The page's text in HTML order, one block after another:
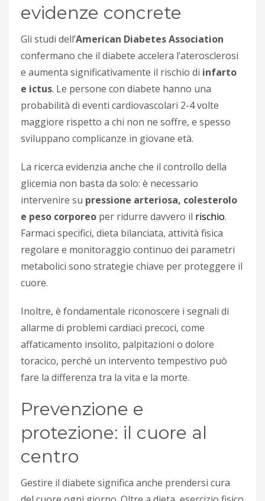
evidenze concrete
Gli studi dell’American Diabetes Association
confermano che il diabete accelera l’aterosclerosi
e aumenta significativamente il rischio di infarto
e ictus. Le persone con diabete hanno una
probabilità di eventi cardiovascolari 2-4 volte
maggiore rispetto a chi non ne soffre, e spesso
sviluppano complicanze in giovane età.
La ricerca evidenzia anche che il controllo della
glicemia non basta da solo: è necessario
intervenire su pressione arteriosa, colesterolo
e peso corporeo per ridurre davvero il rischio.
Farmaci specifici, dieta bilanciata, attività fisica
regolare e monitoraggio continuo dei parametri
metabolici sono strategie chiave per proteggere il
cuore.
Inoltre, è fondamentale riconoscere i segnali di
allarme di problemi cardiaci precoci, come
affaticamento insolito, palpitazioni o dolore
toracico, perché un intervento tempestivo può
fare la differenza tra la vita e la morte.
Prevenzione e
protezione: il cuore al
centro
Gestire il diabete significa anche prendersi cura